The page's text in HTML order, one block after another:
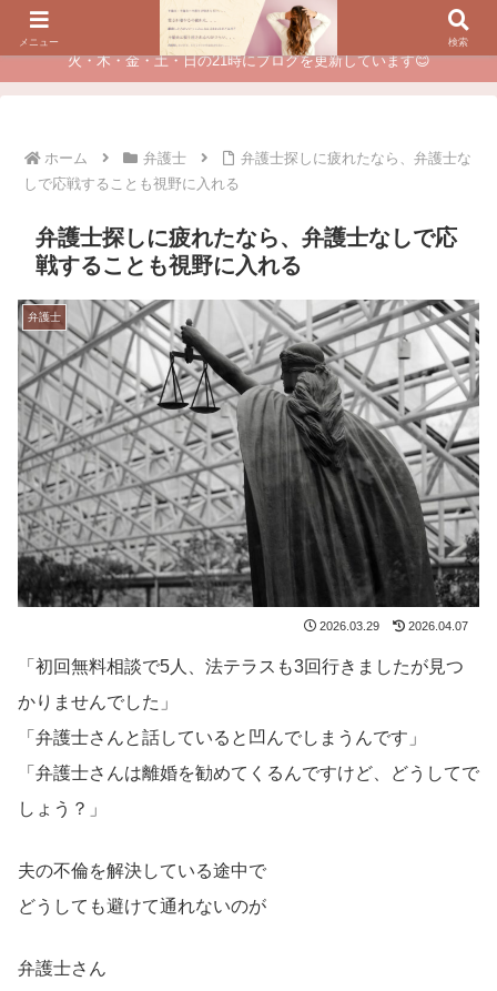
夫に不倫されたつらい経験が、あなたのチャンスに変わるカウンセリング
火・木・金・土・日の21時にブログを更新しています😊
ホーム 弁護士
弁護士探しに疲れたなら、弁護士な
しで応戦することも視野に入れる
弁護士探しに疲れたなら、弁護士なしで応
戦することも視野に入れる
弁護士
2026.03.29 2026.04.07
「初回無料相談で5人、法テラスも3回行きましたが見つ
かりませんでした」
「弁護士さんと話していると凹んでしまうんです」
「弁護士さんは離婚を勧めてくるんですけど、どうしてで
しょう？」
夫の不倫を解決している途中で
どうしても避けて通れないのが
弁護士さん
メニュー 検索